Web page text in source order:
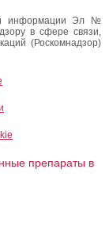
информации Эл №
в сфере связи,
(Роскомнадзор)
препараты в